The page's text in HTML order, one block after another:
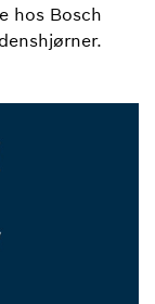
hos Bosch